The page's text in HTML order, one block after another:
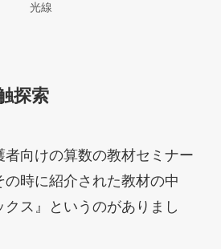
光線
探索
向けの算数の教材セミナー
時に紹介された教材の中
ス』というのがありまし